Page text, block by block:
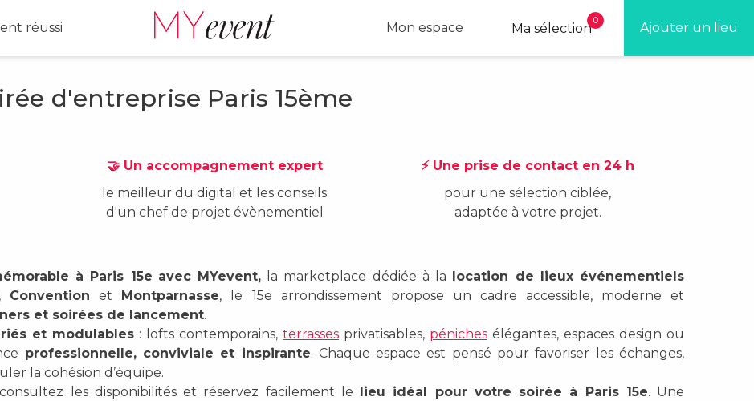
réussi Ajouter un lieu
Ma sélection
0
Mon espace
d'entreprise Paris 15ème
🤝 Un accompagnement expert
le meilleur du digital et les conseils
d'un chef de projet évènementiel
⚡ Une prise de contact en 24 h
pour une sélection ciblée,
adaptée à votre projet.
à Paris 15e avec MYevent, la marketplace dédiée à la location de lieux événementiels
, Convention et Montparnasse, le 15e arrondissement propose un cadre accessible, moderne et
et soirées de lancement.
et modulables : lofts contemporains, terrasses privatisables, péniches élégantes, espaces design ou
professionnelle, conviviale et inspirante. Chaque espace est pensé pour favoriser les échanges,
la cohésion d’équipe.
les disponibilités et réservez facilement le lieu idéal pour votre soirée à Paris 15e. Une